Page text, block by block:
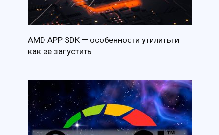
AMD APP SDK — особенности утилиты и
как ее запустить